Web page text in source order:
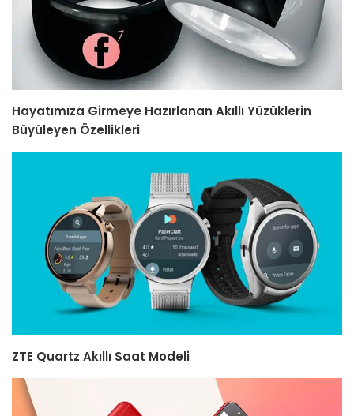
Hayatımıza Girmeye Hazırlanan Akıllı Yüzüklerin
Büyüleyen Özellikleri
ZTE Quartz Akıllı Saat Modeli